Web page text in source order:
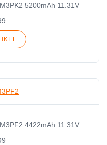
5200mAh 11.31V
4422mAh 11.31V